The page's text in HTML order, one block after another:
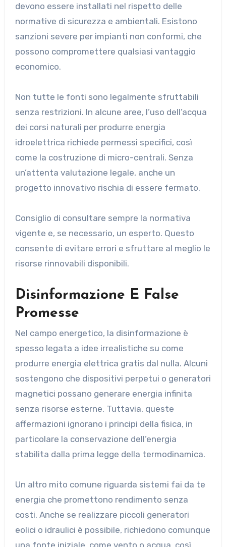
devono essere installati nel rispetto delle
normative di sicurezza e ambientali. Esistono
sanzioni severe per impianti non conformi, che
possono compromettere qualsiasi vantaggio
economico.
Non tutte le fonti sono legalmente sfruttabili
senza restrizioni. In alcune aree, l’uso dell’acqua
dei corsi naturali per produrre energia
idroelettrica richiede permessi specifici, così
come la costruzione di micro-centrali. Senza
un’attenta valutazione legale, anche un
progetto innovativo rischia di essere fermato.
Consiglio di consultare sempre la normativa
vigente e, se necessario, un esperto. Questo
consente di evitare errori e sfruttare al meglio le
risorse rinnovabili disponibili.
Disinformazione E False
Promesse
Nel campo energetico, la disinformazione è
spesso legata a idee irrealistiche su come
produrre energia elettrica gratis dal nulla. Alcuni
sostengono che dispositivi perpetui o generatori
magnetici possano generare energia infinita
senza risorse esterne. Tuttavia, queste
affermazioni ignorano i principi della fisica, in
particolare la conservazione dell’energia
stabilita dalla prima legge della termodinamica.
Un altro mito comune riguarda sistemi fai da te
energia che promettono rendimento senza
costi. Anche se realizzare piccoli generatori
eolici o idraulici è possibile, richiedono comunque